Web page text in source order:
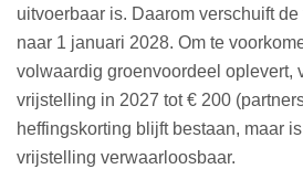
uitvoerbaar is. Daarom verschuift
naar 1 januari 2028. Om te
volwaardig groenvoordeel oplevert,
vrijstelling in 2027 tot € 200
heffingskorting blijft bestaan, maar
vrijstelling verwaarloosbaar.